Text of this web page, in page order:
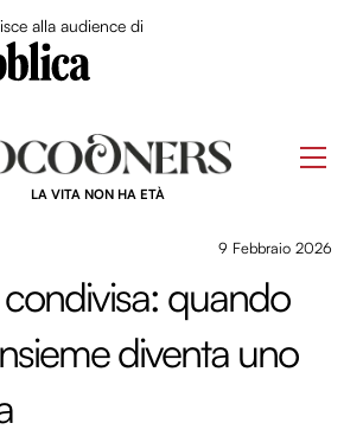
alla audience di
LA VITA NON HA ETÀ
9 Febbraio 2026
condivisa: quando
diventa uno